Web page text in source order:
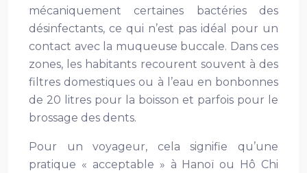
mécaniquement certaines bactéries des
désinfectants, ce qui n’est pas idéal pour un
contact avec la muqueuse buccale. Dans ces
zones, les habitants recourent souvent à des
filtres domestiques ou à l’eau en bonbonnes
de 20 litres pour la boisson et parfois pour le
brossage des dents.
Pour un voyageur, cela signifie qu’une
pratique « acceptable » à Hanoï ou Hô Chi